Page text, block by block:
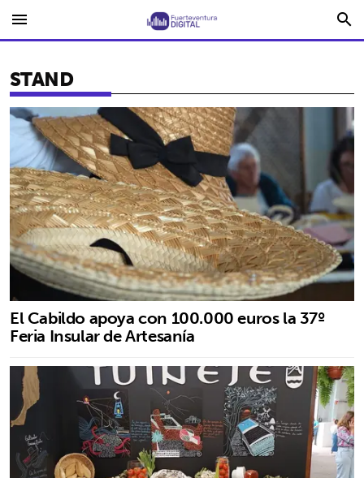
menu search
STAND
El Cabildo apoya con 100.000 euros la 37º
Feria Insular de Artesanía